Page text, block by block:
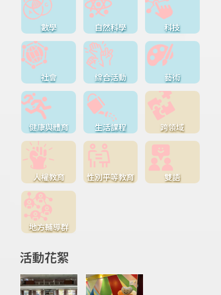
數學 自然科學 科技
社會 綜合活動 藝術
健康與體育 生活課程 跨領域
人權教育 性別平等教育 雙語
地方輔導群
活動花絮